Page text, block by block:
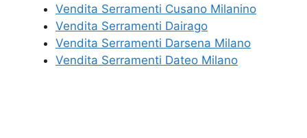
Vendita Serramenti Cusano Milanino
Vendita Serramenti Dairago
Vendita Serramenti Darsena Milano
Vendita Serramenti Dateo Milano